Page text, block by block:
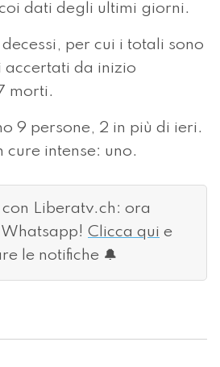
dati degli ultimi giorni.
per cui i totali sono
da inizio
morti.
9 persone, 2 in più di ieri.
cure intense: uno.
con Liberatv.ch: ora
Clicca qui e
le notifiche 🔔